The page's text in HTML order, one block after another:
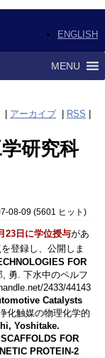
ENGLISH
MENU
アーカイブ RSS
研究科
08-09(5601 ヒット )
23日に学位授与があ
登録し、公開しま
FOR
, 勇. 下水中のペルフ
2433/44143
Catalysts
化触媒の物理化学的
Yoshitake.
FOR
PROTEIN-2